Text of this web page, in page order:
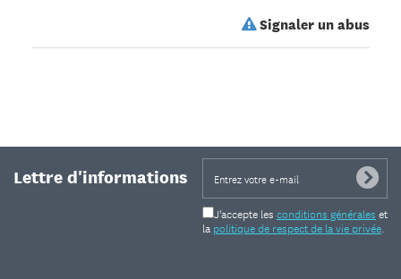
Signaler un abus
Lettre d'informations
J'accepte les conditions générales et
la politique de respect de la vie privée.